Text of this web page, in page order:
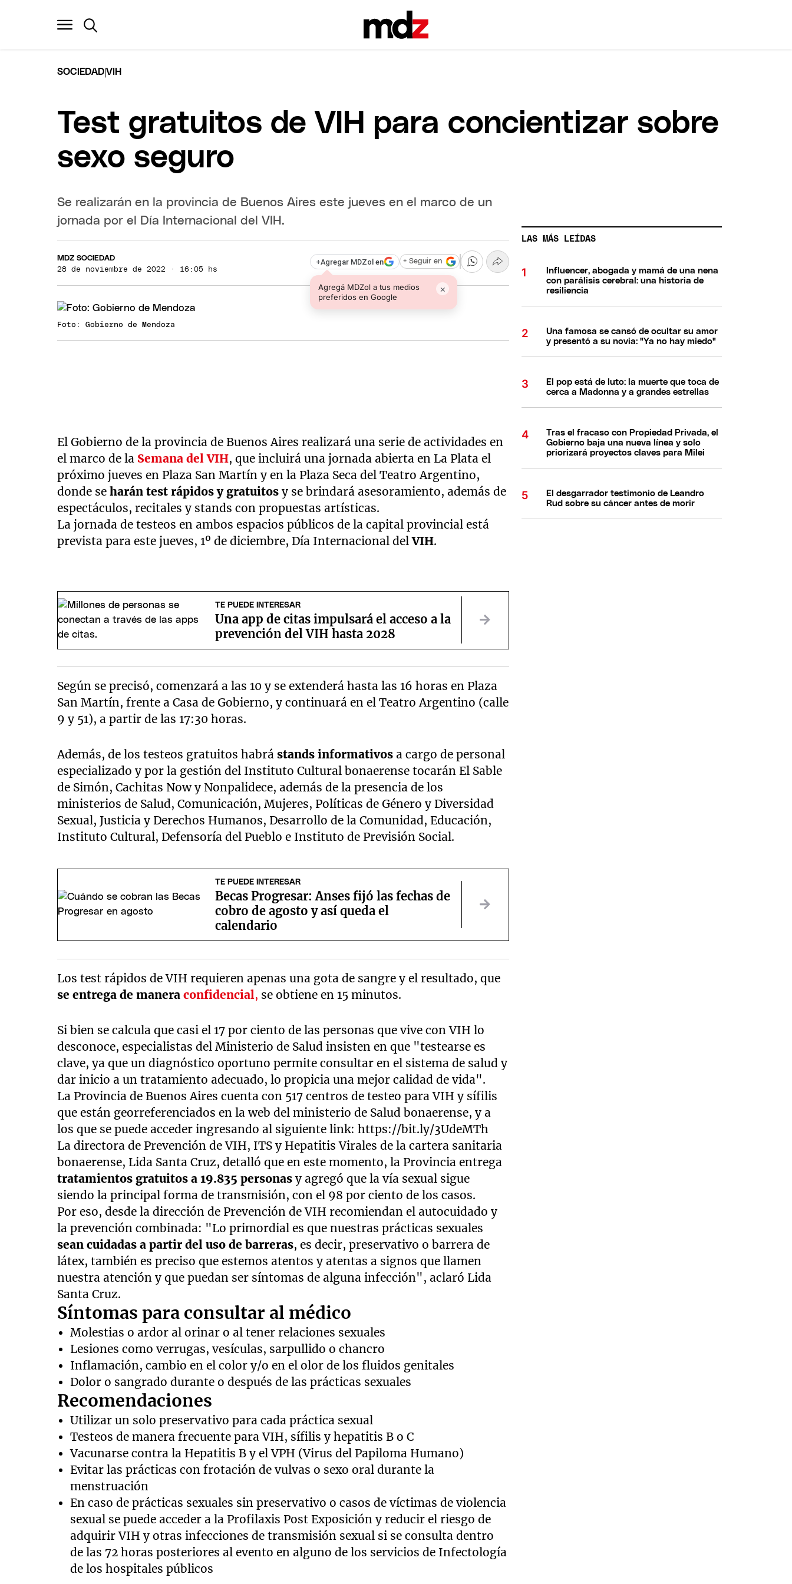
SOCIEDAD|VIH
Test gratuitos de VIH para concientizar sobre
sexo seguro
Se realizarán en la provincia de Buenos Aires este jueves en el marco de un
jornada por el Día Internacional del VIH.
MDZ SOCIEDAD
28 de noviembre de 2022 · 16:05 hs
+Agregar MDZol en
Agregá MDZol a tus medios
preferidos en Google
×
+ Seguir en
Foto: Gobierno de Mendoza
El Gobierno de la provincia de Buenos Aires realizará una serie de actividades en
el marco de la Semana del VIH, que incluirá una jornada abierta en La Plata el
próximo jueves en Plaza San Martín y en la Plaza Seca del Teatro Argentino,
donde se harán test rápidos y gratuitosy se brindará asesoramiento, además de
espectáculos, recitales y stands con propuestas artísticas.
La jornada de testeos en ambos espacios públicos de la capital provincial está
prevista para este jueves, 1º de diciembre, Día Internacional delVIH.
TE PUEDE INTERESAR
Una app de citas impulsará el acceso a la
prevención del VIH hasta 2028
Según se precisó, comenzará a las 10 y se extenderá hasta las 16 horas en Plaza
San Martín, frente a Casa de Gobierno, y continuará en el Teatro Argentino (calle
9 y 51), a partir de las 17:30 horas.
Además, de los testeos gratuitos habrá stands informativos a cargo de personal
especializado y por la gestión del Instituto Cultural bonaerense tocarán El Sable
de Simón, Cachitas Now y Nonpalidece, además de la presencia de los
ministerios de Salud, Comunicación, Mujeres, Políticas de Género y Diversidad
Sexual, Justicia y Derechos Humanos, Desarrollo de la Comunidad, Educación,
Instituto Cultural, Defensoría del Pueblo e Instituto de Previsión Social.
TE PUEDE INTERESAR
Becas Progresar: Anses fijó las fechas de
cobro de agosto y así queda el
calendario
Los test rápidos de VIH requieren apenas una gota de sangre y el resultado, que
se entrega de maneraconfidencial, se obtiene en 15 minutos.
Si bien se calcula que casi el 17 por ciento de las personas que vive con VIH lo
desconoce, especialistas del Ministerio de Salud insisten en que "testearse es
clave, ya que un diagnóstico oportuno permite consultar en el sistema de salud y
dar inicio a un tratamiento adecuado, lo propicia una mejor calidad de vida".
La Provincia de Buenos Aires cuenta con 517 centros de testeo para VIH y sífilis
que están georreferenciados en la web del ministerio de Salud bonaerense, y a
los que se puede acceder ingresando al siguiente link: https://bit.ly/3UdeMTh
La directora de Prevención de VIH, ITS y Hepatitis Virales de la cartera sanitaria
bonaerense, Lida Santa Cruz, detalló que en este momento, la Provincia entrega
tratamientos gratuitos a 19.835 personasy agregó que la vía sexual sigue
siendo la principal forma de transmisión, con el 98 por ciento de los casos.
Por eso, desde la dirección de Prevención de VIH recomiendan el autocuidado y
la prevención combinada: "Lo primordial es que nuestras prácticas sexuales
sean cuidadas a partir del uso de barreras, es decir, preservativo o barrera de
látex, también es preciso que estemos atentos y atentas a signos que llamen
nuestra atención y que puedan ser síntomas de alguna infección", aclaró Lida
Santa Cruz.
Síntomas para consultar al médico
Molestias o ardor al orinar o al tener relaciones sexuales
Lesiones como verrugas, vesículas, sarpullido o chancro
Inflamación, cambio en el color y/o en el olor de los fluidos genitales
Dolor o sangrado durante o después de las prácticas sexuales
Recomendaciones
Utilizar un solo preservativo para cada práctica sexual
Testeos de manera frecuente para VIH, sífilis y hepatitis B o C
Vacunarse contra la Hepatitis B y el VPH (Virus del Papiloma Humano)
Evitar las prácticas con frotación de vulvas o sexo oral durante la
menstruación
En caso de prácticas sexuales sin preservativo o casos de víctimas de violencia
sexual se puede acceder a la Profilaxis Post Exposición y reducir el riesgo de
adquirir VIH y otras infecciones de transmisión sexual si se consulta dentro
de las 72 horas posteriores al evento en alguno de los servicios de Infectología
de los hospitales públicos
LAS MÁS LEÍDAS
Influencer, abogada y mamá de una nena
con parálisis cerebral: una historia de
resiliencia
Una famosa se cansó de ocultar su amor
y presentó a su novia: "Ya no hay miedo"
El pop está de luto: la muerte que toca de
cerca a Madonna y a grandes estrellas
Tras el fracaso con Propiedad Privada, el
Gobierno baja una nueva línea y solo
priorizará proyectos claves para Milei
El desgarrador testimonio de Leandro
Rud sobre su cáncer antes de morir